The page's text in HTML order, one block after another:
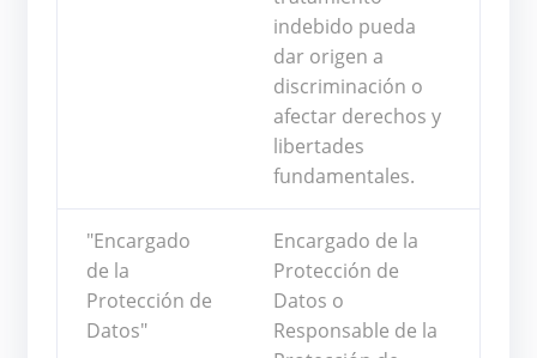
indebido pueda
dar origen a
discriminación o
afectar derechos y
libertades
fundamentales.
"Encargado
de la
Protección de
Datos"
Encargado de la
Protección de
Datos o
Responsable de la